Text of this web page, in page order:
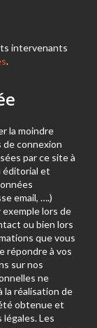
intervenants
.
la moindre
de connexion
par ce site à
email, ….)
lors de
lors
que vous
répondre à vos
sur nos
la réalisation de
obtenue et
Les